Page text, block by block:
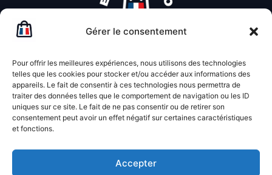
Gérer le consentement
Pour offrir les meilleures expériences, nous utilisons des technologies
telles que les cookies pour stocker et/ou accéder aux informations des
appareils. Le fait de consentir à ces technologies nous permettra de
traiter des données telles que le comportement de navigation ou les ID
uniques sur ce site. Le fait de ne pas consentir ou de retirer son
consentement peut avoir un effet négatif sur certaines caractéristiques
et fonctions.
Accepter